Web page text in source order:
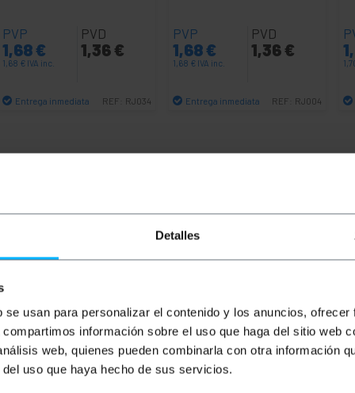
Detalles
usan para personalizar el contenido y los anuncios,
información sobre el uso que haga del sitio web
web, quienes pueden combinarla con otra información
uso que haya hecho de sus servicios.
PVP
1,68€
1,68 € IVA inc.
PVD
1,36 €
Entrega inmediata REF: RJ034
PVP
1,68€
1,68 € IVA inc.
PVD
1,36 €
Entrega inmediata REF: RJ004
6 UTP (Cat.6) de 2 m y de color azul que permite tanto
una cubierta de PVC que actúa como aislante. Ideal
dispositivos que dispongan de conexión
de acceso, servidores, discos duros en formato